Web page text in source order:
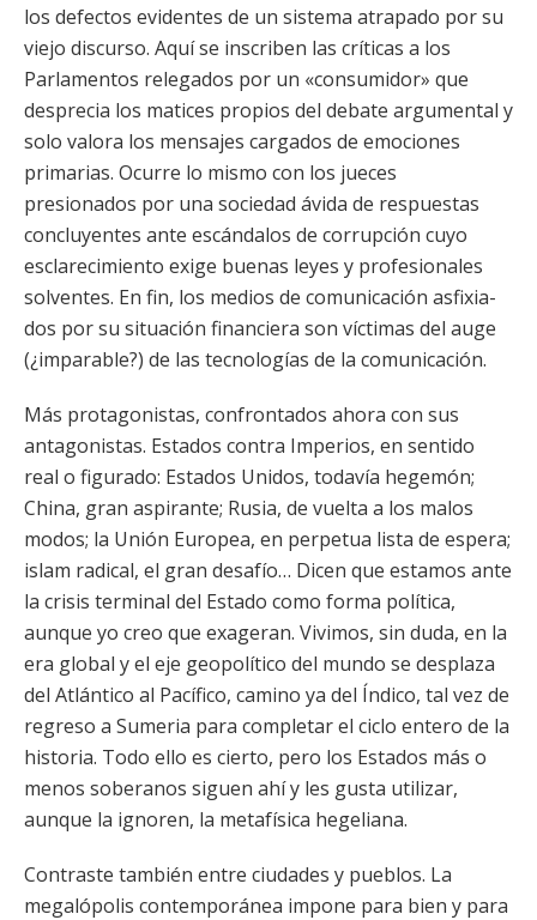
los defectos evidentes de un sistema atrapado por su
viejo discurso. Aquí se inscriben las críticas a los
Parlamentos relegados por un «consumidor» que
desprecia los matices propios del debate argumental y
solo valora los mensajes cargados de emociones
primarias. Ocurre lo mismo con los jueces
presionados por una sociedad ávida de respuestas
concluyentes ante escándalos de corrupción cuyo
esclarecimiento exige buenas leyes y profesionales
solventes. En fin, los medios de comunicación asfixia-
dos por su situación financiera son víctimas del auge
(¿imparable?) de las tecnologías de la comunicación.
Más protagonistas, confrontados ahora con sus
antagonistas. Estados contra Imperios, en sentido
real o figurado: Estados Unidos, todavía hegemón;
China, gran aspirante; Rusia, de vuelta a los malos
modos; la Unión Europea, en perpetua lista de espera;
islam radical, el gran desafío… Dicen que estamos ante
la crisis terminal del Estado como forma política,
aunque yo creo que exageran. Vivimos, sin duda, en la
era global y el eje geopolítico del mundo se desplaza
del Atlántico al Pacífico, camino ya del Índico, tal vez de
regreso a Sumeria para completar el ciclo entero de la
historia. Todo ello es cierto, pero los Estados más o
menos soberanos siguen ahí y les gusta utilizar,
aunque la ignoren, la metafísica hegeliana.
Contraste también entre ciudades y pueblos. La
megalópolis contemporánea impone para bien y para